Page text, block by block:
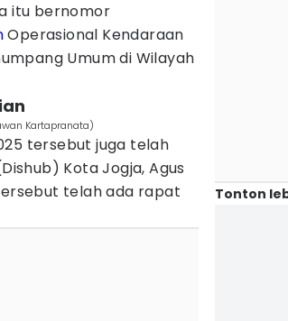
itu bernomor
Operasional Kendaraan
Umum di Wilayah
Kartapranata)
tersebut juga telah
Kota Jogja, Agus
telah ada rapat
Tonton